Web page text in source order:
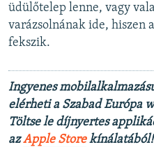
üdülőtelep lenne, vagy
varázsolnának ide, hiszen
fekszik.
Ingyenes
elérheti a Szabad Európa
Töltse le díjnyertes
azApple Storekínálatából!